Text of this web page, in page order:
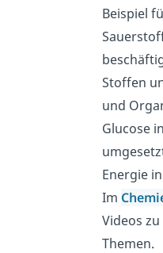
Beispiel
Stoffen
und
Glucose
Energie
Im
Videos
Themen.